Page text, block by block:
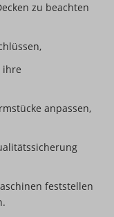
zu beachten
ihre
anpassen,
feststellen